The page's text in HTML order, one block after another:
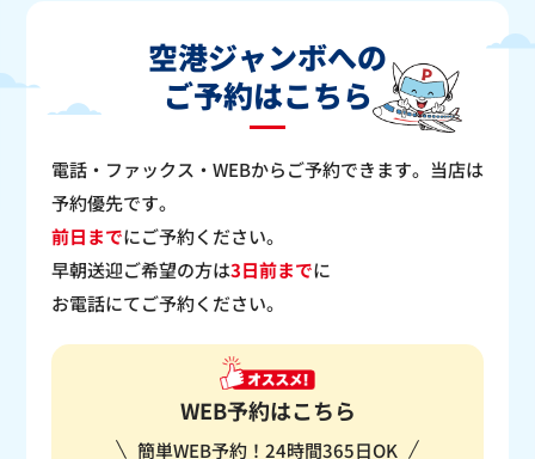
空港ジャンボへの
ご予約はこちら
電話・ファックス・WEBからご予約できます。当店は
予約優先です。
前日までにご予約ください。
早朝送迎ご希望の方は3日前までに
お電話にてご予約ください。
WEB予約はこちら
簡単WEB予約！24時間365日OK